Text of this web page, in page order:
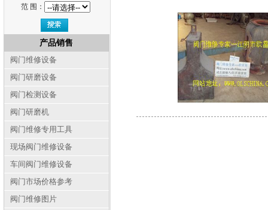
范 围：
产品销售
阀门维修设备
阀门研磨设备
阀门检测设备
阀门研磨机
阀门维修专用工具
现场阀门维修设备
车间阀门维修设备
阀门市场价格参考
阀门维修图片